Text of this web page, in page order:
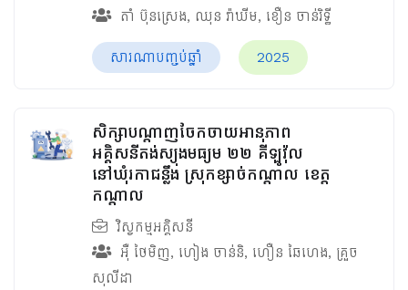
តាំ ប៊ុនស្រេង, ឈុន វ៉ាឃីម​, ខឿន ចាន់រិទ្ធី​
សារណាបញ្ចប់ឆ្នាំ 2025
សិក្សាបណ្តាញចែកចាយអានុភាព
អគ្គិសនីតង់ស្យុងមធ្យម ២២ គីឡូវ៉ុល
នៅឃុំរកាជន្លឹង ស្រុកខ្សាច់កណ្ដាល ខេត្ត
កណ្ដាល
វិស្វកម្មអគ្គិសនី
អ៊ឺ ថៃមិញ, ហៀង ចាន់និ, ហឿន ឆៃហេង, គ្រួច
សុលីដា